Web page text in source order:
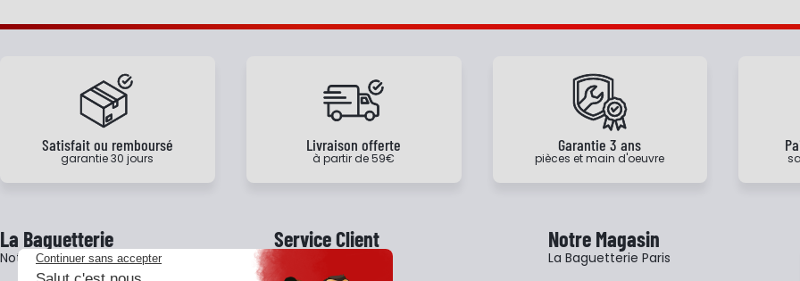
Satisfait ou remboursé
garantie 30 jours
Livraison offerte
à partir de 59€
Garantie 3 ans
pièces et main d'oeuvre
La Baguetterie
Notre histoire
Service Client Notre Magasin
La Baguetterie Paris